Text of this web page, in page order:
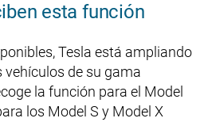
esta función
Tesla está ampliando
vehículos de su gama
la función para el Model
los Model S y Model X